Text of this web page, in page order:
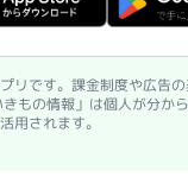
リです。課金制度や広告の
もの情報」は個人が分か
用されます。